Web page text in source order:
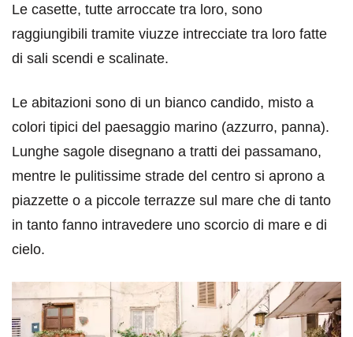
Le casette, tutte arroccate tra loro, sono
raggiungibili tramite viuzze intrecciate tra loro fatte
di sali scendi e scalinate.
Le abitazioni sono di un bianco candido, misto a
colori tipici del paesaggio marino (azzurro, panna).
Lunghe sagole disegnano a tratti dei passamano,
mentre le pulitissime strade del centro si aprono a
piazzette o a piccole terrazze sul mare che di tanto
in tanto fanno intravedere uno scorcio di mare e di
cielo.